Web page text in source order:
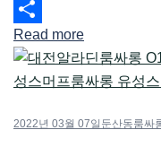
Email
Share
Read more
2022년 03월 07일 둔산동룸싸